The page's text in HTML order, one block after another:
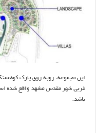
این مجموعه، روبه روی پارک
غربی شهر مقدس مشهد واقع شده
باشد.